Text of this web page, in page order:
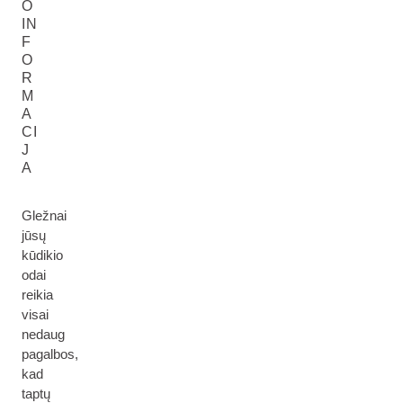
O
IN
F
O
R
M
A
CI
J
A
Gležnai
jūsų
kūdikio
odai
reikia
visai
nedaug
pagalbos,
kad
taptų